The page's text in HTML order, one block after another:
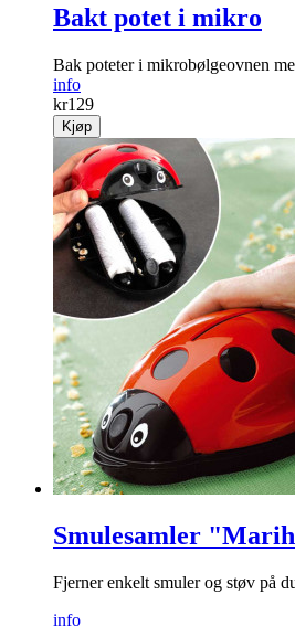
Bakt potet i mikro
Bak poteter i mikrobølgeovnen
info
kr129
Kjøp
Smulesamler
Fjerner enkelt smuler og støv på
info